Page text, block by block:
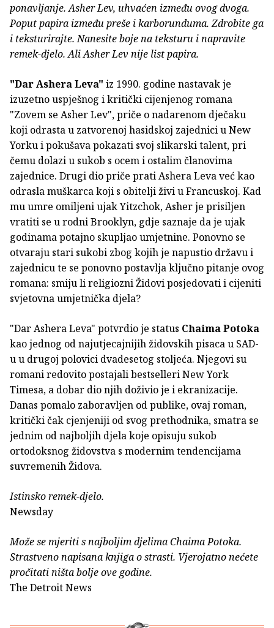
ponavljanje. Asher Lev, uhvaćen između ovog dvoga.
Poput papira između preše i karborunduma. Zdrobite ga
i teksturirajte. Nanesite boje na teksturu i napravite
remek-djelo. Ali Asher Lev nije list papira.
"Dar Ashera Leva" iz 1990. godine nastavak je
izuzetno uspješnog i kritički cijenjenog romana
"Zovem se Asher Lev", priče o nadarenom dječaku
koji odrasta u zatvorenoj hasidskoj zajednici u New
Yorku i pokušava pokazati svoj slikarski talent, pri
čemu dolazi u sukob s ocem i ostalim članovima
zajednice. Drugi dio priče prati Ashera Leva već kao
odrasla muškarca koji s obitelji živi u Francuskoj. Kad
mu umre omiljeni ujak Yitzchok, Asher je prisiljen
vratiti se u rodni Brooklyn, gdje saznaje da je ujak
godinama potajno skupljao umjetnine. Ponovno se
otvaraju stari sukobi zbog kojih je napustio državu i
zajednicu te se ponovno postavlja ključno pitanje ovog
romana: smiju li religiozni Židovi posjedovati i cijeniti
svjetovna umjetnička djela?
"Dar Ashera Leva" potvrdio je status Chaima Potoka
kao jednog od najutjecajnijih židovskih pisaca u SAD-
u u drugoj polovici dvadesetog stoljeća. Njegovi su
romani redovito postajali bestselleri New York
Timesa, a dobar dio njih doživio je i ekranizacije.
Danas pomalo zaboravljen od publike, ovaj roman,
kritički čak cjenjeniji od svog prethodnika, smatra se
jednim od najboljih djela koje opisuju sukob
ortodoksnog židovstva s modernim tendencijama
suvremenih Židova.
Istinsko remek-djelo.
Newsday
Može se mjeriti s najboljim djelima Chaima Potoka.
Strastveno napisana knjiga o strasti. Vjerojatno nećete
pročitati ništa bolje ove godine.
The Detroit News